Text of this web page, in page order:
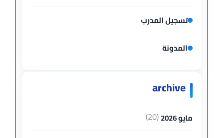
تسجيل المدرب
المدونة
archive
مايو 2026 (20)